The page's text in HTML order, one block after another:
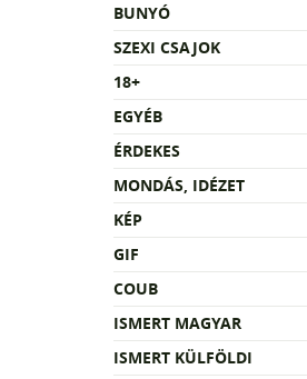
BUNYÓ
SZEXI CSAJOK
18+
EGYÉB
ÉRDEKES
MONDÁS, IDÉZET
KÉP
GIF
COUB
ISMERT MAGYAR
ISMERT KÜLFÖLDI